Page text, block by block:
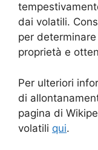
dai volatili.
per
proprietà e
Per ulteriori
di
pagina di
volatili qui.